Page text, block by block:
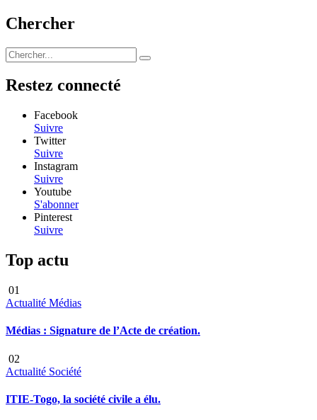
Chercher
Restez connecté
Facebook
Suivre
Twitter
Suivre
Instagram
Suivre
Youtube
S'abonner
Pinterest
Suivre
Top actu
01
Actualité Médias
Médias : Signature de l’Acte de création.
02
Actualité Société
ITIE-Togo, la société civile a élu.